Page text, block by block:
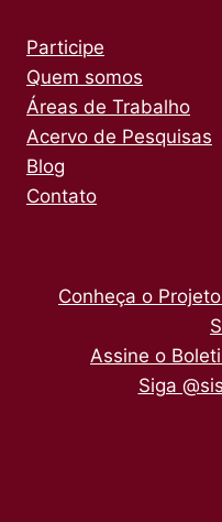
Participe
Quem somos
Áreas de Trabalho
Acervo de Pesquisas
Blog
Contato
Conheça o
Assine o
Siga